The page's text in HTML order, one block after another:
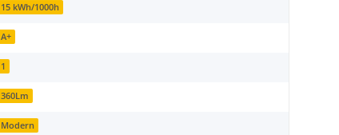
15 kWh/1000h
A+
1
360Lm
Modern